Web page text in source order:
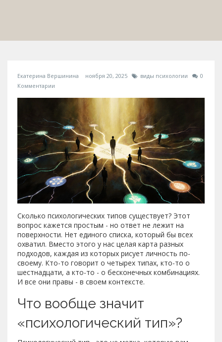
Екатерина Вершинина ноября 20, 2025 виды психологии
0
Комментарии
Сколько психологических типов существует? Этот
вопрос кажется простым - но ответ не лежит на
поверхности. Нет единого списка, который бы всех
охватил. Вместо этого у нас целая карта разных
подходов, каждая из которых рисует личность по-
своему. Кто-то говорит о четырех типах, кто-то о
шестнадцати, а кто-то - о бесконечных комбинациях.
И все они правы - в своем контексте.
Что вообще значит
«психологический тип»?